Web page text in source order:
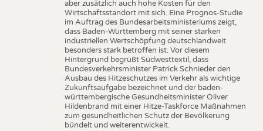
aber zusätzlich auch hohe Kosten für den
Wirtschaftsstandort mit sich. Eine Prognos-Studie
im Auftrag des Bundesarbeitsministeriums zeigt,
dass Baden-Württemberg mit seiner starken
industriellen Wertschöpfung deutschlandweit
besonders stark betroffen ist. Vor diesem
Hintergrund begrüßt Südwesttextil, dass
Bundesverkehrsminister Patrick Schnieder den
Ausbau des Hitzeschutzes im Verkehr als wichtige
Zukunftsaufgabe bezeichnet und der baden-
württembergische Gesundheitsminister Oliver
Hildenbrand mit einer Hitze-Taskforce Maßnahmen
zum gesundheitlichen Schutz der Bevölkerung
bündelt und weiterentwickelt.